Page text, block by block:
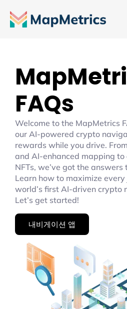
FAQs
Welcome to the MapMetrics
our AI-powered crypto
rewards while you drive.
and AI-enhanced mapping
NFTs, we’ve got the answers
Learn how to maximize
world’s first AI-driven crypto
Let’s get started!
내비게이션 앱